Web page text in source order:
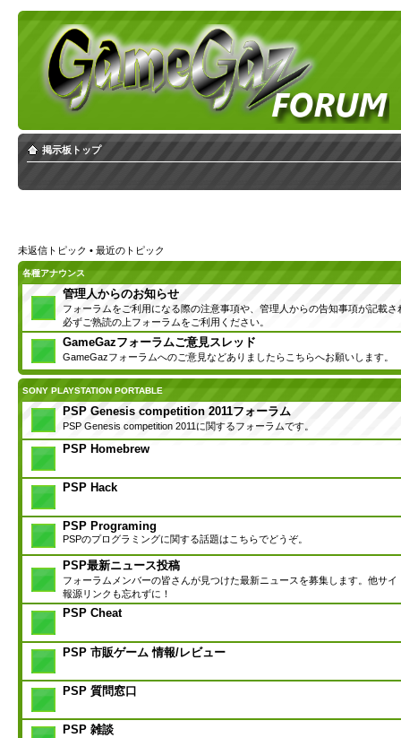
掲示板トップ
未返信トピック • 最近のトピック
各種アナウンス
管理人からのお知らせ
フォーラムをご利用になる際の注意事項や、管理人からの告知事項が記載さ
必ずご熟読の上フォーラムをご利用ください。
GameGazフォーラムご意見スレッド
GameGazフォーラムへのご意見などありましたらこちらへお願いします。
SONY PLAYSTATION PORTABLE
PSP Genesis competition 2011フォーラム
PSP Genesis competition 2011に関するフォーラムです。
PSP Homebrew
PSP Hack
PSP Programing
PSPのプログラミングに関する話題はこちらでどうぞ。
PSP最新ニュース投稿
フォーラムメンバーの皆さんが見つけた最新ニュースを募集します。他サイ
報源リンクも忘れずに！
PSP Cheat
PSP 市販ゲーム 情報/レビュー
PSP 質問窓口
PSP 雑談